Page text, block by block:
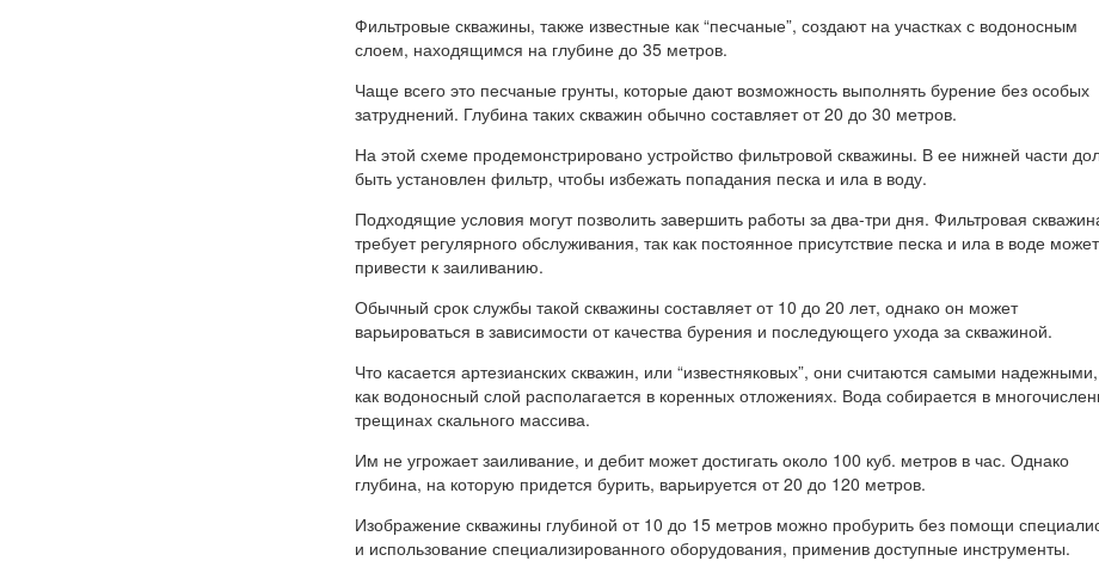
Фильтровые скважины, также известные как “песчаные”, создают на участках с водоносным
слоем, находящимся на глубине до 35 метров.
Чаще всего это песчаные грунты, которые дают возможность выполнять бурение без особых
затруднений. Глубина таких скважин обычно составляет от 20 до 30 метров.
На этой схеме продемонстрировано устройство фильтровой скважины. В ее нижней части
быть установлен фильтр, чтобы избежать попадания песка и ила в воду.
Подходящие условия могут позволить завершить работы за два-три дня. Фильтровая
требует регулярного обслуживания, так как постоянное присутствие песка и ила в воде может
привести к заиливанию.
Обычный срок службы такой скважины составляет от 10 до 20 лет, однако он может
варьироваться в зависимости от качества бурения и последующего ухода за скважиной.
Что касается артезианских скважин, или “известняковых”, они считаются самыми надежными,
как водоносный слой располагается в коренных отложениях. Вода собирается в
трещинах скального массива.
Им не угрожает заиливание, и дебит может достигать около 100 куб. метров в час. Однако
глубина, на которую придется бурить, варьируется от 20 до 120 метров.
Изображение скважины глубиной от 10 до 15 метров можно пробурить без помощи
и использование специализированного оборудования, применив доступные инструменты.